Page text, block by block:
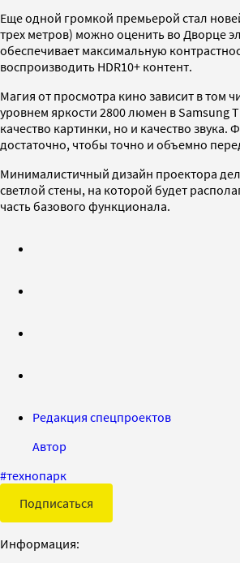
Еще одной громкой премьерой стал
трех метров) можно оценить во Дворце
обеспечивает максимальную
воспроизводить HDR10+ контент.
Магия от просмотра кино зависит в том
уровнем яркости 2800 люмен в Samsung
качество картинки, но и качество
достаточно, чтобы точно и объемно
Минималистичный дизайн проектора
светлой стены, на которой будет
часть базового функционала.
Редакция спецпроектов
Автор
#технопарк
Подписаться
Информация: